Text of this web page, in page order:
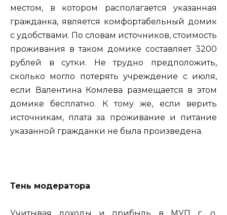
местом, в котором располагается указанная
гражданка, является комфортабельный домик
с удобствами. По словам источников, стоимость
проживания в таком домике составляет 3200
рублей в сутки. Не трудно предположить,
сколько могло потерять учреждение с июля,
если Валентина Комлева размещается в этом
домике бесплатно. К тому же, если верить
источникам, плата за проживание и питание
указанной гражданки не была произведена.
Тень модератора